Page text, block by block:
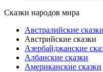
Сказки народов мира
Австралийские сказки
Австрийские сказки
Азербайджанские
Албанские сказки
Американские сказки